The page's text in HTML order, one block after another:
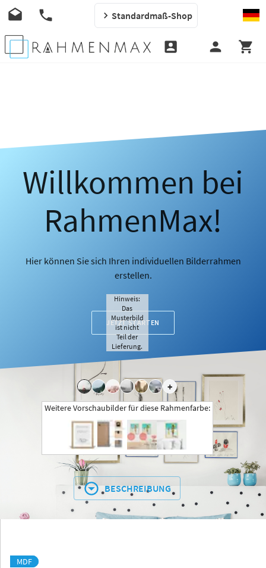
Standardmaß-Shop
Willkommen bei
RahmenMax!
Hier können Sie sich Ihren individuellen Bilderrahmen
erstellen.
JETZT STARTEN
+
Hinweis:
Das
Musterbild
ist nicht
Teil der
Lieferung.
Weitere Vorschaubilder für diese Rahmenfarbe:
BESCHREIBUNG
MDF